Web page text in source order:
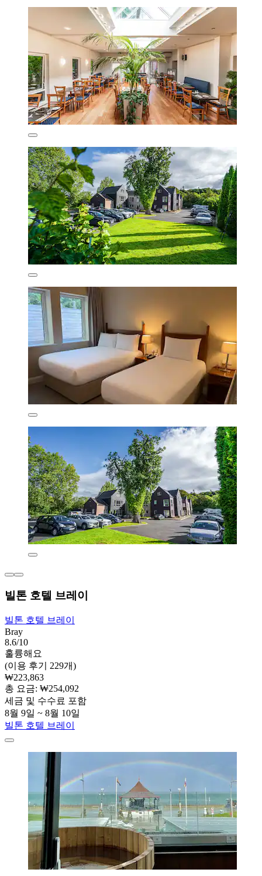
빌톤 호텔 브레이
빌톤 호텔 브레이
Bray
8.6/10
훌륭해요
(이용 후기 229개)
₩223,863
총 요금: ₩254,092
세금 및 수수료 포함
8월 9일 ~ 8월 10일
빌톤 호텔 브레이